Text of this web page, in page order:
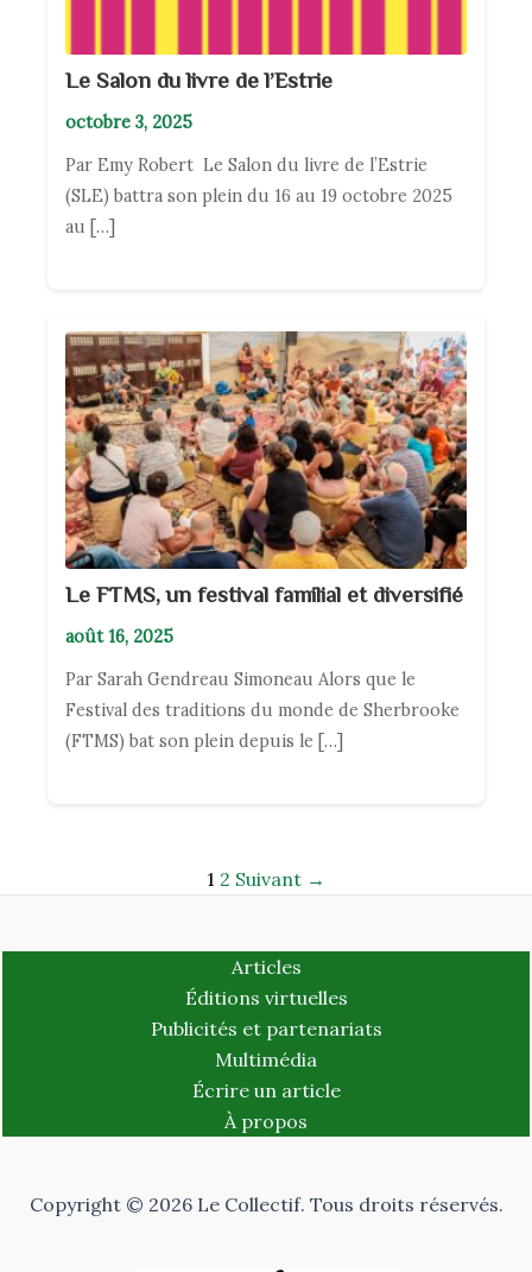
Le Salon du livre de l’Estrie
octobre 3, 2025
Par Emy Robert Le Salon du livre de l’Estrie
(SLE) battra son plein du 16 au 19 octobre 2025
au […]
Le FTMS, un festival familial et diversifié
août 16, 2025
Par Sarah Gendreau Simoneau Alors que le
Festival des traditions du monde de Sherbrooke
(FTMS) bat son plein depuis le […]
1 2 Suivant →
Articles
Éditions virtuelles
Publicités et partenariats
Multimédia
Écrire un article
À propos
Copyright © 2026 Le Collectif. Tous droits réservés.